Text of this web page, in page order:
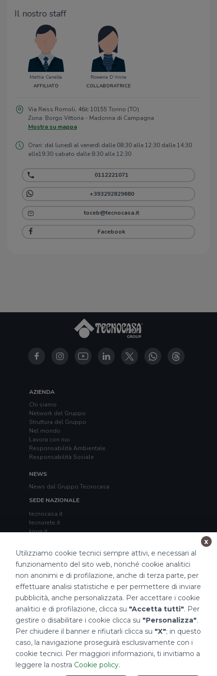
Il nostro staff
Mattia Canella
AFFILIATO
Rowena D'Anna
COLLABORATRICE
Via Reiss Romoli, 46/c 10155 Torino (TO)
Zona: Borgo Vittoria - Madonna di Campagna
Mostra su mappa
Orari: dal lunedì al venerdì dalle 08:30 alle 12:30 dalle 14:30
alle19:30 sabato dalle 8:30 alle 12:30
0112221071
+393292829680
toceb@tecnocasa.it
Facebook
AZIENDA
Chi siamo
Network del Gruppo
Struttura del Gruppo
Nel mondo
Lavora con noi
Responsabilità Ambientale
Responsabilità Sociale
NEWS
News dal Gruppo Tecnocasa
SEDE NAZIONALE
tecnocasa.it
tecnorete.it
kiron.it
Italia
Spagna Ungheria Messico Polonia Francia
Repubblica di San Marino
Impostazioni Cookies
2026 Tecnocasa Franchising S.p.A. - P. IVA 08365160152 - Via Monte
Bianco 60/A 20089 Rozzano (MI). Ogni agenzia ha un proprio titolare ed è
Utilizziamo cookie tecnici sempre attivi, e necessari al
funzionamento del sito web, nonché cookie analitici
non anonimi e di profilazione, anche di terza parte, per
effettuare analisi statistiche e per permettere di inviare
pubblicità, anche personalizzata. Per accettare i cookie
analitici e di profilazione, clicca su "Accetta tutti". Per
gestire o disabilitare i cookie clicca su "Personalizza".
Per chiudere il banner e rifiutarli clicca su "X"; in questo
caso, la navigazione proseguirà esclusivamente con i
cookie tecnici. Per maggiori informazioni, ti invitiamo a
leggere la nostra Cookie policy.
x